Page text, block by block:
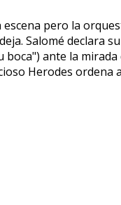
pero la
Salomé declara
ante la
Herodes ordena